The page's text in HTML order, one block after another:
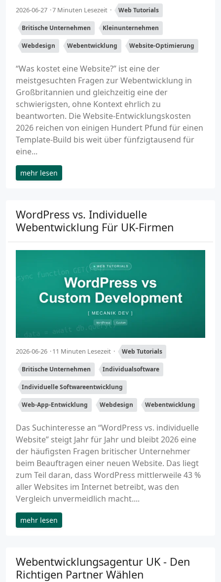
2026-06-27 7 Minuten Lesezeit Web Tutorials
Britische Unternehmen Kleinunternehmen
Webdesign Webentwicklung Website-Optimierung
“Was kostet eine Website?” ist eine der
meistgesuchten Fragen zur Webentwicklung in
Großbritannien und gleichzeitig eine der
schwierigsten, ohne Kontext ehrlich zu
beantworten. Die Website-Entwicklungskosten
2026 reichen von einigen Hundert Pfund für einen
Template-Build bis weit über fünfzigtausend für
eine...
mehr lesen
WordPress vs. Individuelle
Webentwicklung Für UK-Firmen
2026-06-26 11 Minuten Lesezeit Web Tutorials
Britische Unternehmen Individualsoftware
Individuelle Softwareentwicklung
Web-App-Entwicklung Webdesign Webentwicklung
Das Suchinteresse an “WordPress vs. individuelle
Website” steigt Jahr für Jahr und bleibt 2026 eine
der häufigsten Fragen britischer Unternehmer
beim Beauftragen einer neuen Website. Das liegt
zum Teil daran, dass WordPress mittlerweile 43 %
aller Websites im Internet betreibt, was den
Vergleich unvermeidlich macht....
mehr lesen
Webentwicklungsagentur UK - Den
Richtigen Partner Wählen